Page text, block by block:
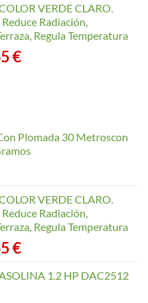
VERDE CLARO.
Radiación,
Regula Temperatura
€Rango
168,65 €
Plomada 30 Metroscon
VERDE CLARO.
Radiación,
Regula Temperatura
€Rango
precios:1.2 HP DAC2512